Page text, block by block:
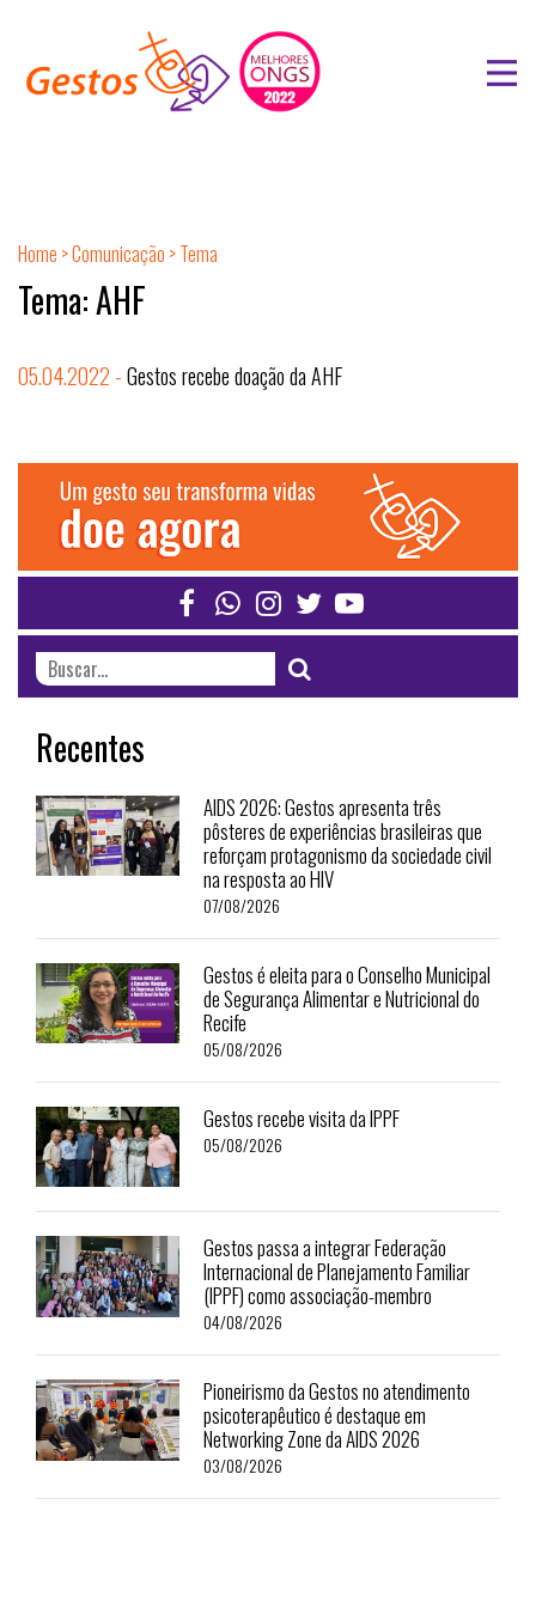
Home >Comunicação > Tema
Tema: AHF
05.04.2022 -Gestos recebe doação da AHF
Recentes
AIDS 2026: Gestos apresenta três
pôsteres de experiências brasileiras que
reforçam protagonismo da sociedade civil
na resposta ao HIV
07/08/2026
Gestos é eleita para o Conselho Municipal
de Segurança Alimentar e Nutricional do
Recife
05/08/2026
Gestos recebe visita da IPPF
05/08/2026
Gestos passa a integrar Federação
Internacional de Planejamento Familiar
(IPPF) como associação-membro
04/08/2026
Pioneirismo da Gestos no atendimento
psicoterapêutico é destaque em
Networking Zone da AIDS 2026
03/08/2026